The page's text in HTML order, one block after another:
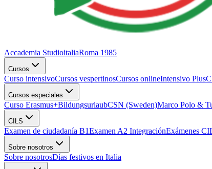
Accademia StudioitaliaRoma 1985
Cursos
Curso intensivoCursos vespertinosCursos onlineIntensivo Plus
Cursos especiales
Curso Erasmus+BildungsurlaubCSN (Sweden)Marco Polo &
CILS
Examen de ciudadanía B1Examen A2 IntegraciónExámenes
Sobre nosotros
Sobre nosotrosDías festivos en Italia